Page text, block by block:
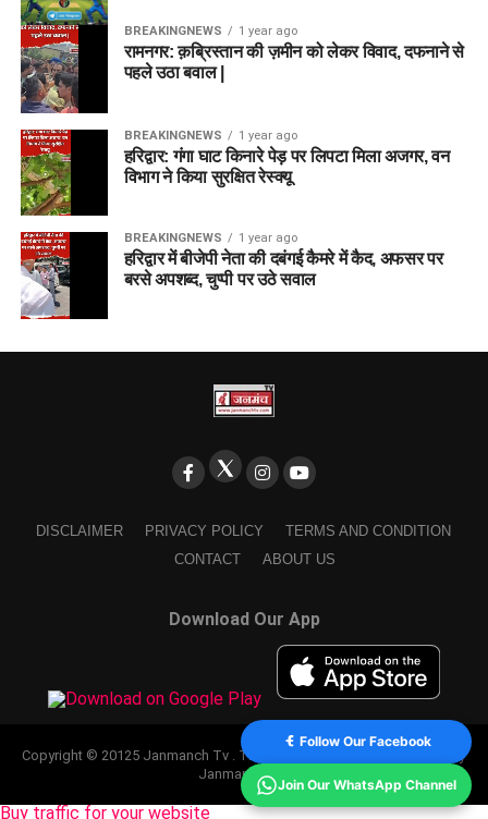
BREAKINGNEWS 1 year ago
रामनगर: क़ब्रिस्तान की ज़मीन को लेकर विवाद, दफनाने से
पहले उठा बवाल |
BREAKINGNEWS 1 year ago
हरिद्वार: गंगा घाट किनारे पेड़ पर लिपटा मिला अजगर, वन
विभाग ने किया सुरक्षित रेस्क्यू
BREAKINGNEWS 1 year ago
हरिद्वार में बीजेपी नेता की दबंगई कैमरे में कैद, अफसर पर
बरसे अपशब्द, चुप्पी पर उठे सवाल
DISCLAIMER PRIVACY POLICY
TERMS AND CONDITION
CONTACT
ABOUT US
Download Our App
Copyright © 20125 Janmanch Tv . Theme by SSDIGIMARK. powered by
Janmanch TV.
Buy traffic for your website
Follow Our Facebook
Join Our WhatsApp Channel